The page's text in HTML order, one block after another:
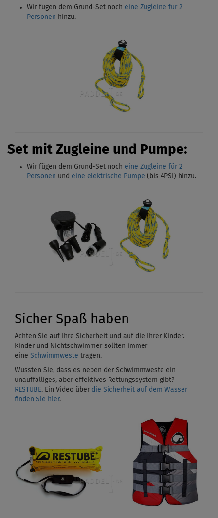
Wir fügen dem Grund-Set noch eine Zugleine für 2
Personen hinzu.
Set mit Zugleine und Pumpe:
Wir fügen dem Grund-Set noch eine Zugleine für 2
Personen und eine elektrische Pumpe (bis 4PSI) hinzu.
Sicher Spaß haben
Achten Sie auf Ihre Sicherheit und auf die Ihrer Kinder.
Kinder und Nichtschwimmer sollten immer
eine Schwimmweste tragen.
Wussten Sie, dass es neben der Schwimmweste ein
unauffälliges, aber effektives Rettungssystem gibt?
RESTUBE. Ein Video über die Sicherheit auf dem Wasser
finden Sie hier.